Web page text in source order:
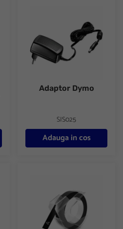
Adaptor Dymo
SIS025
Adauga in cos